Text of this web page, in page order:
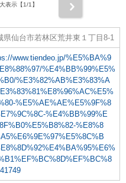
表示【1/1】
県仙台市若林区荒井東１丁目8-1
www.tiendeo.jp/%E5%BA%9
%E4%BB%99%E5%
%E3%82%AB%E3%83%A
%E5%AE%AE%E5%9F%8
%E4%BB%99%E
%E8%8